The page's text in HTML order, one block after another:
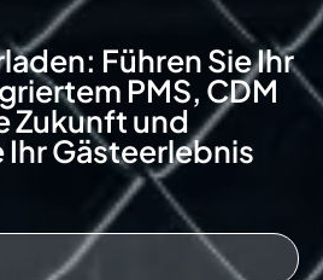
Führen Sie Ihr
PMS, CDM
Zukunft und
Ihr Gästeerlebnis